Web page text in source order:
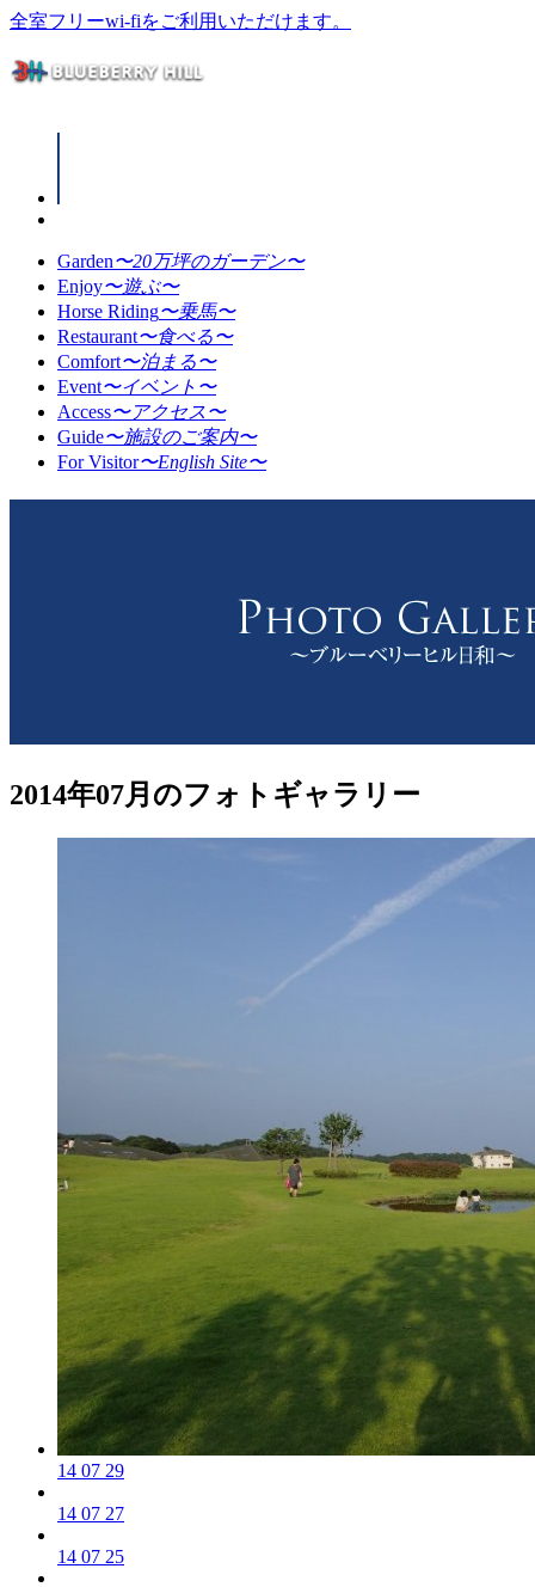
全室フリーwi-fiをご利用いただけます。
Garden〜20万坪のガーデン〜
Enjoy〜遊ぶ〜
Horse Riding〜乗馬〜
Restaurant〜食べる〜
Comfort〜泊まる〜
Event〜イベント〜
Access〜アクセス〜
Guide〜施設のご案内〜
For Visitor〜English Site〜
2014年07月のフォトギャラリー
14 07 29
14 07 27
14 07 25